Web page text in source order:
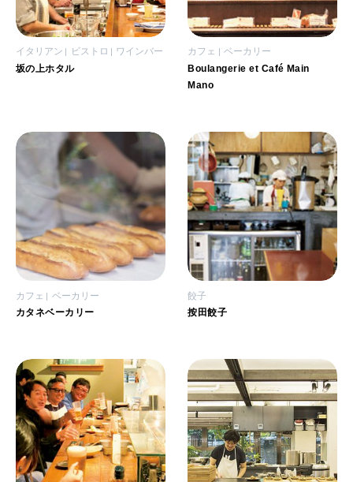
イタリアン ビストロ ワインバー
坂の上ホタル
カフェ ベーカリー
Boulangerie et Café Main
Mano
カフェ ベーカリー
カタネベーカリー
餃子
按田餃子